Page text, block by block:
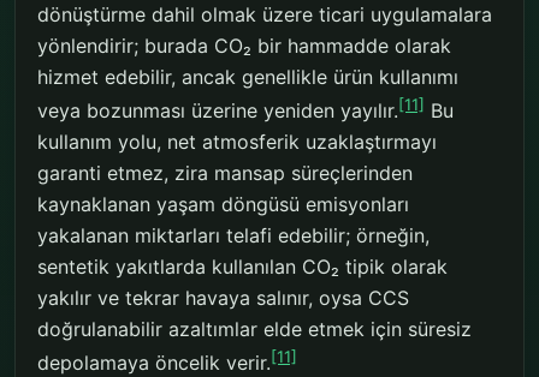
dönüştürme dahil olmak üzere ticari uygulamalara
yönlendirir; burada CO₂ bir hammadde olarak
hizmet edebilir, ancak genellikle ürün kullanımı
veya bozunması üzerine yeniden yayılır.[11] Bu
kullanım yolu, net atmosferik uzaklaştırmayı
garanti etmez, zira mansap süreçlerinden
kaynaklanan yaşam döngüsü emisyonları
yakalanan miktarları telafi edebilir; örneğin,
sentetik yakıtlarda kullanılan CO₂ tipik olarak
yakılır ve tekrar havaya salınır, oysa CCS
doğrulanabilir azaltımlar elde etmek için süresiz
depolamaya öncelik verir.[11]